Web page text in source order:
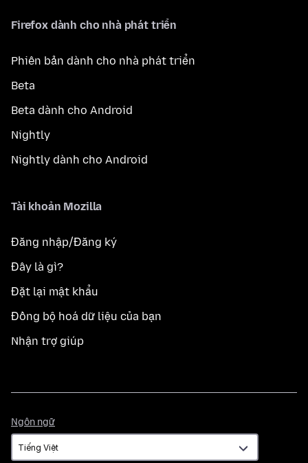
Firefox dành cho nhà phát triển
Phiên bản dành cho nhà phát triển
Beta
Beta dành cho Android
Nightly
Nightly dành cho Android
Tài khoản Mozilla
Đăng nhập/Đăng ký
Đây là gì?
Đặt lại mật khẩu
Đồng bộ hoá dữ liệu của bạn
Nhận trợ giúp
Ngôn ngữ
ngữ